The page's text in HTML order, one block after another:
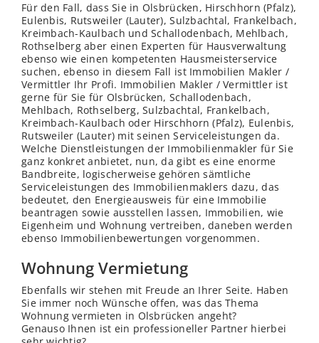
Für den Fall, dass Sie in Olsbrücken, Hirschhorn (Pfalz),
Eulenbis, Rutsweiler (Lauter), Sulzbachtal, Frankelbach,
Kreimbach-Kaulbach und Schallodenbach, Mehlbach,
Rothselberg aber einen Experten für Hausverwaltung
ebenso wie einen kompetenten Hausmeisterservice
suchen, ebenso in diesem Fall ist Immobilien Makler /
Vermittler Ihr Profi. Immobilien Makler / Vermittler ist
gerne für Sie für Olsbrücken, Schallodenbach,
Mehlbach, Rothselberg, Sulzbachtal, Frankelbach,
Kreimbach-Kaulbach oder Hirschhorn (Pfalz), Eulenbis,
Rutsweiler (Lauter) mit seinen Serviceleistungen da.
Welche Dienstleistungen der Immobilienmakler für Sie
ganz konkret anbietet, nun, da gibt es eine enorme
Bandbreite, logischerweise gehören sämtliche
Serviceleistungen des Immobilienmaklers dazu, das
bedeutet, den Energieausweis für eine Immobilie
beantragen sowie ausstellen lassen, Immobilien, wie
Eigenheim und Wohnung vertreiben, daneben werden
ebenso Immobilienbewertungen vorgenommen.
Wohnung Vermietung
Ebenfalls wir stehen mit Freude an Ihrer Seite. Haben
Sie immer noch Wünsche offen, was das Thema
Wohnung vermieten in Olsbrücken angeht?
Genauso Ihnen ist ein professioneller Partner hierbei